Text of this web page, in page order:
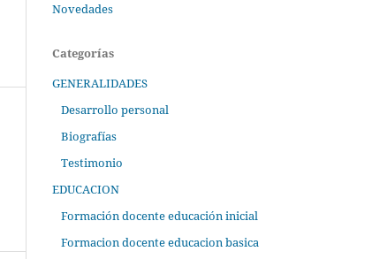
Novedades
Categorías
GENERALIDADES
Desarrollo personal
Biografías
Testimonio
EDUCACION
Formación docente educación inicial
Formacion docente educacion basica